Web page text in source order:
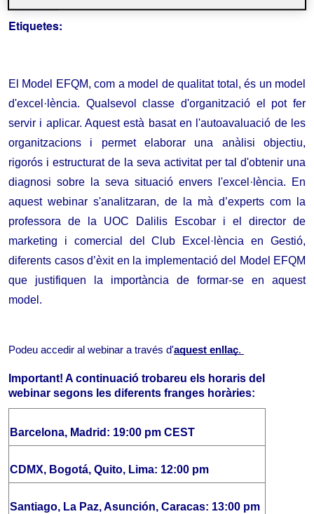
Economia
Etiquetes:
El Model EFQM, com a model de qualitat total, és un model
d'excel·lència. Qualsevol classe d'organització el pot fer
servir i aplicar. Aquest està basat en l'autoavaluació de les
organitzacions i permet elaborar una anàlisi objectiu,
rigorós i estructurat de la seva activitat per tal d'obtenir una
diagnosi sobre la seva situació envers l'excel·lència. En
aquest webinar s'analitzaran, de la mà d’experts com la
professora de la UOC Dalilis Escobar i el director de
marketing i comercial del Club Excel·lència en Gestió,
diferents casos d’èxit en la implementació del Model EFQM
que justifiquen la importància de formar-se en aquest
model.
Podeu accedir al webinar a través d'aquest enllaç.
Important! A continuació trobareu els horaris del
webinar segons les diferents franges horàries:
Barcelona, Madrid: 19:00 pm CEST
CDMX, Bogotá, Quito, Lima: 12:00 pm
Santiago, La Paz, Asunción, Caracas: 13:00 pm